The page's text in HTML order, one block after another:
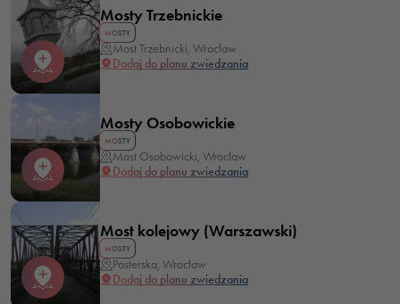
Mosty Trzebnickie
MOSTY
Most Trzebnicki, Wrocław
Dodaj do planu zwiedzania
Mosty Osobowickie
MOSTY
Most Osobowicki, Wrocław
Dodaj do planu zwiedzania
Most kolejowy (Warszawski)
MOSTY
Pasterska, Wrocław
Dodaj do planu zwiedzania
Konieczne
Te pliki cookie
one potrzebne
do
funkcjonowania
Statystyka